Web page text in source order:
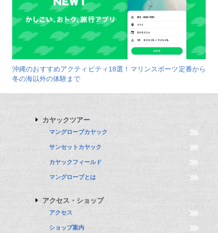
沖縄のおすすめアクティビティ18選！マリンスポーツ定番から
冬の海以外の体験まで
カヤックツアー
マングローブカヤック
サンセットカヤック
カヤックフィールド
マングローブとは
アクセス・ショップ
アクセス
ショップ案内